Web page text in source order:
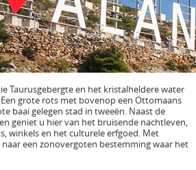
Taurusgebergte en het kristalheldere water
grote rots met bovenop een Ottomaans
baai gelegen stad in tweeën. Naast de
geniet u hier van het bruisende nachtleven,
winkels en het culturele erfgoed. Met
een zonovergoten bestemming waar het